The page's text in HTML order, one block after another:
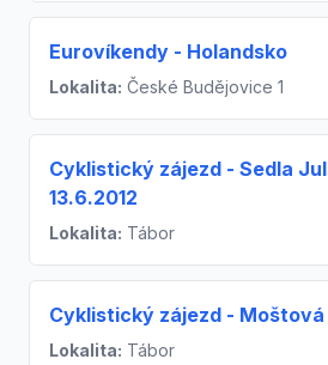
Eurovíkendy - Holandsko
Lokalita: České Budějovice 1
Cyklistický zájezd - Sedla
13.6.2012
Lokalita: Tábor
Cyklistický zájezd - Moštová
Lokalita: Tábor